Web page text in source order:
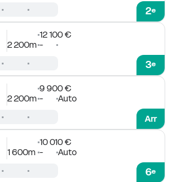
2e
12 100 €
2 200m -
3e
9 900 €
2 200m -
Auto
Arr
10 010 €
1 600m - Auto
6e